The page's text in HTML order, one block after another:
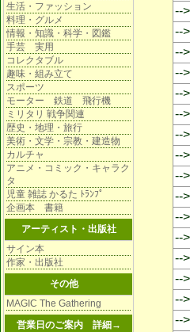
生活・ファッション
料理・グルメ
情報・知識・科学・図鑑
手芸 実用
コレクタブル
趣味・組み立て
スポーツ
モーター 鉄道 飛行機
ミリタリ 戦争関連
歴史・地理・旅行
美術・文学・宗教・建造物
カルチャ
アニメ・コミック・キャラク
タ
児童 雑誌 かるた ﾄﾗﾝﾌﾟ
企画本 書籍
アーティスト・出版社
サイン本
作家・出版社
その他
MAGIC The Gathering
営業日のご案内 詳細→
-->
-->
-->
-->
-->
-->
-->
-->
-->
-->
-->
-->
-->
-->
-->
-->